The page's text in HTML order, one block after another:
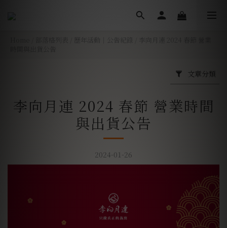
歷年活動｜公告紀錄
文章分類
李向月連 2024 春節 營業時間
與出貨公告
2024-01-26